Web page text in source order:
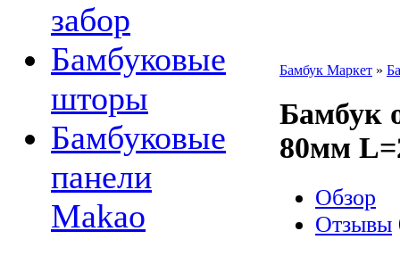
забор
Бамбуковые
шторы
Бамбуковые
панели
Makao
Бамбук Маркет »
Бамбук
80мм
Обзор
Отзывы